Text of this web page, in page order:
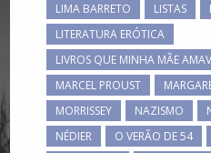
LIMA BARRETO
LISTAS
LITERATURA ERÓTICA
LIVROS QUE MINHA MÃE
MARCEL PROUST
MORRISSEY
NAZISMO
NÉDIER
O VERÃO DE 54